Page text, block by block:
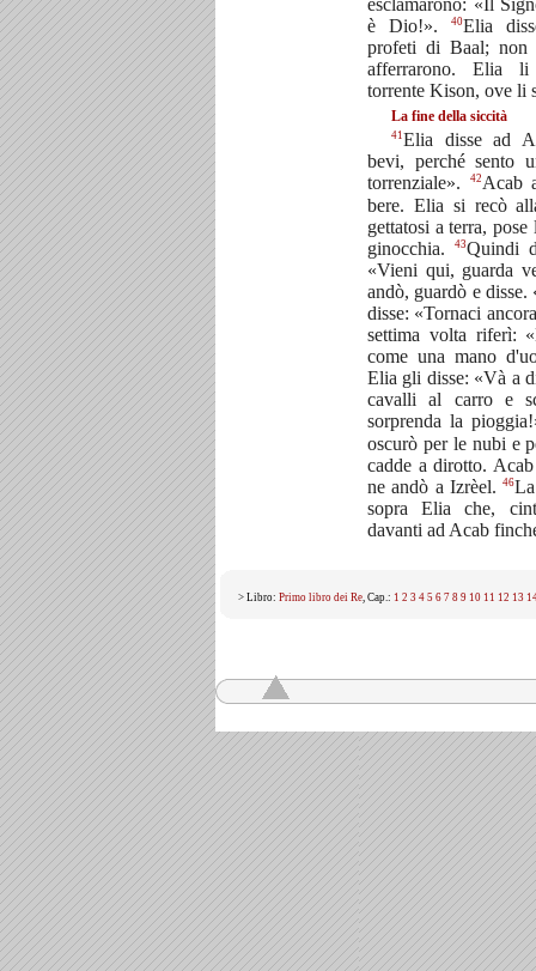
è Dio!».
40Elia
profeti di Baal;
afferrarono. Elia
torrente Kison, ove li
La fine della siccità
41Elia disse ad
bevi, perché sento
torrenziale».
42Acab
bere. Elia si recò
gettatosi a terra,
ginocchia.43Quindi
«Vieni qui, guarda
andò, guardò e
disse: «Tornaci
settima volta riferì:
come una mano
Elia gli disse: «Và a
cavalli al carro e
sorprenda la
oscurò per le nubi e
cadde a dirotto.
ne andò a Izrèel. 46
sopra Elia che,
davanti ad Acab
> Libro: Primo libro dei Re, Cap.: 1 2 3 4 5 6 7 8 9 10 11 12 13